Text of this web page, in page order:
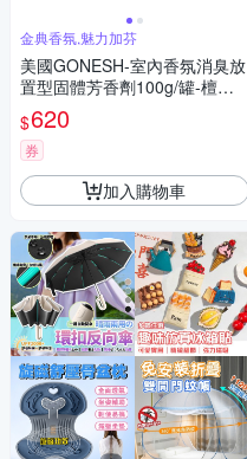
金典香氛,魅力加芬
美國GONESH-室內香氛消臭放
置型固體芳香劑100g/罐-檀香
(靜置型薰香膏,居家空間擴香,
除食物異味,長效約8週)
$620
券
加入購物車